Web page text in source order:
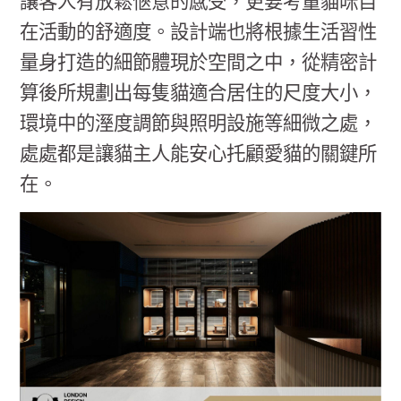
在活動的舒適度。設計端也將根據生活習性
量身打造的細節體現於空間之中，從精密計
算後所規劃出每隻貓適合居住的尺度大小，
環境中的溼度調節與照明設施等細微之處，
處處都是讓貓主人能安心托顧愛貓的關鍵所
在。